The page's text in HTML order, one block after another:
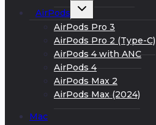
AirPods
Развернуть
меню
AirPods Pro 3
AirPods Pro 2 (Type-C)
AirPods 4 with ANC
AirPods 4
AirPods Max 2
AirPods Max (2024)
Mac